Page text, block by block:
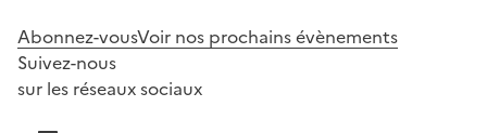
Abonnez-vousVoir nos prochains évènements
Suivez-nous
sur les réseaux sociaux